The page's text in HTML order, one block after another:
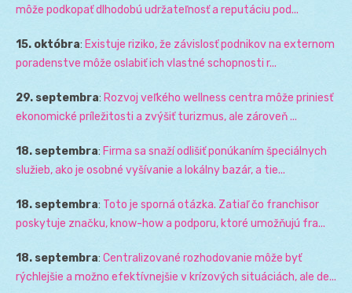
môže podkopať dlhodobú udržateľnosť a reputáciu pod...
15. októbra: Existuje riziko, že závislosť podnikov na externom
poradenstve môže oslabiť ich vlastné schopnosti r...
29. septembra: Rozvoj veľkého wellness centra môže priniesť
ekonomické príležitosti a zvýšiť turizmus, ale zároveň ...
18. septembra: Firma sa snaží odlišiť ponúkaním špeciálnych
služieb, ako je osobné vyšívanie a lokálny bazár, a tie...
18. septembra: Toto je sporná otázka. Zatiaľ čo franchisor
poskytuje značku, know-how a podporu, ktoré umožňujú fra...
18. septembra: Centralizované rozhodovanie môže byť
rýchlejšie a možno efektívnejšie v krízových situáciách, ale de...